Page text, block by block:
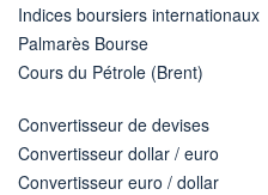
Indices boursiers internationaux
Palmarès Bourse
Cours du Pétrole (Brent)
Convertisseur de devises
Convertisseur dollar / euro
Convertisseur euro / dollar